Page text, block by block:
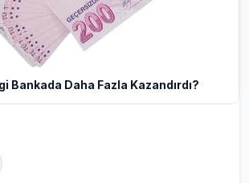
Bankada Daha Fazla Kazandırdı?